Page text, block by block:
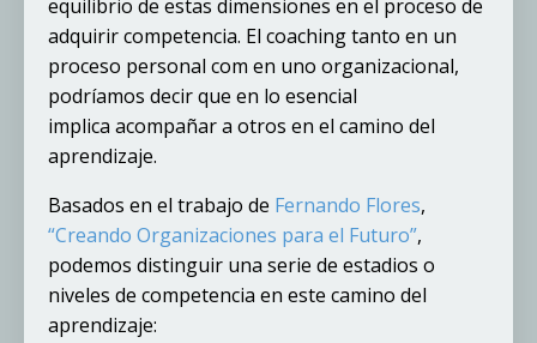
equilibrio de estas dimensiones en el proceso de
adquirir competencia. El coaching tanto en un
proceso personal com en uno organizacional,
podríamos decir que en lo esencial
implica acompañar a otros en el camino del
aprendizaje.
Basados en el trabajo de Fernando Flores,
“Creando Organizaciones para el Futuro”,
podemos distinguir una serie de estadios o
niveles de competencia en este camino del
aprendizaje: